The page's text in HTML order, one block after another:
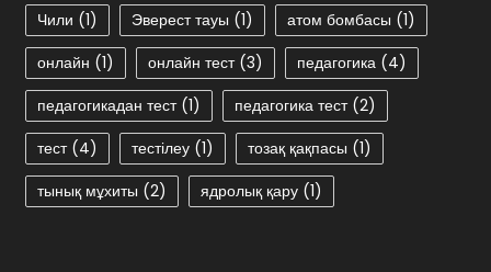
Чили (1) Эверест тауы (1) атом бомбасы (1)
онлайн (1) онлайн тест(3) педагогика (4)
педагогикадан тест(1) педагогика тест(2)
тест(4) тестілеу (1) тозақ қақпасы (1)
тынық мұхиты (2) ядролық қару (1)